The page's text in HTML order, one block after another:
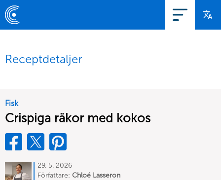
Receptdetaljer
Fisk
Crispiga räkor med kokos
29. 5. 2026
Författare: Chloé Lasseron